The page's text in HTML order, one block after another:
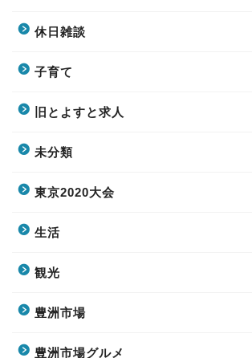
休日雑談
子育て
旧とよすと求人
未分類
東京2020大会
生活
観光
豊洲市場
豊洲市場グルメ